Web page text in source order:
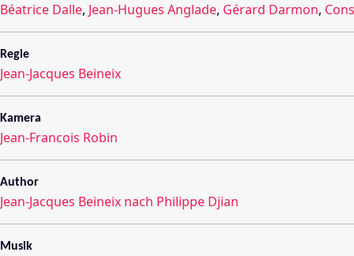
Béatrice Dalle, Jean-Hugues Anglade, Gérard Darmon,
Regie
Jean-Jacques Beineix
Kamera
Jean-Francois Robin
Author
Jean-Jacques Beineix nach Philippe Djian
Musik